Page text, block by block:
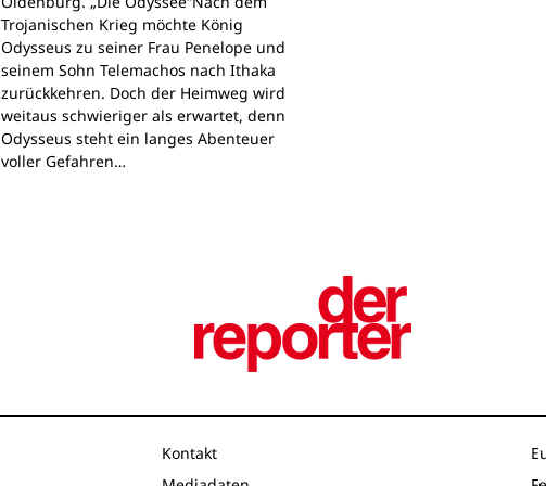
Trojanischen Krieg möchte König
Odysseus zu seiner Frau Penelope und
seinem Sohn Telemachos nach Ithaka
zurückkehren. Doch der Heimweg wird
weitaus schwieriger als erwartet, denn
Odysseus steht ein langes Abenteuer
voller Gefahren…
Kontakt